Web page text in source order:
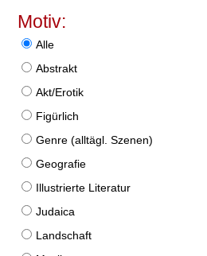
Motiv:
Alle
Abstrakt
Akt/Erotik
Figürlich
Genre (alltägl. Szenen)
Geografie
Illustrierte Literatur
Judaica
Landschaft